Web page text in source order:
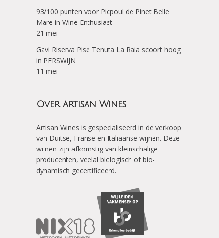
93/100 punten voor Picpoul de Pinet Belle
Mare in Wine Enthusiast
21 mei
Gavi Riserva Pisé Tenuta La Raia scoort hoog
in PERSWIJN
11 mei
Over Artisan Wines
Artisan Wines is gespecialiseerd in de verkoop
van Duitse, Franse en Italiaanse wijnen. Deze
wijnen zijn afkomstig van kleinschalige
producenten, veelal biologisch of bio-
dynamisch gecertificeerd.